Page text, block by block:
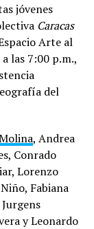
jóvenes
Caracas
Arte al
las 7:00 p.m.,
del
, Andrea
Conrado
Lorenzo
Fabiana
y Leonardo